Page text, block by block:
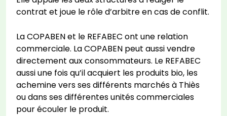
contrat et joue le rôle d’arbitre en cas de conflit.
La COPABEN et le REFABEC ont une relation
commerciale. La COPABEN peut aussi vendre
directement aux consommateurs. Le REFABEC
aussi une fois qu’il acquiert les produits bio, les
achemine vers ses différents marchés à Thiès
ou dans ses différentes unités commerciales
pour écouler le produit.